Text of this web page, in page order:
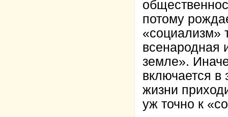
потому
«социализм»
всенародная
земле».
включается в
жизни
уж точно к